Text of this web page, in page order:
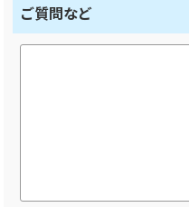
ご質問など